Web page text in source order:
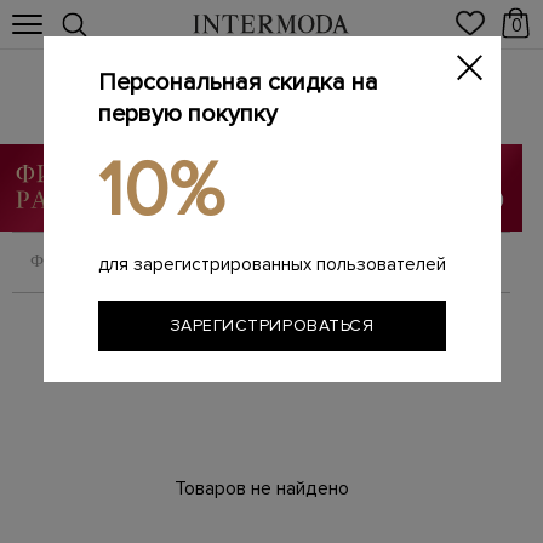
0
Аутлет
Главная / Мужчинам
ФИЛЬТРОВАТЬ СОРТИРОВАТЬ
Товаров не найдено
Персональная скидка на
первую покупку
10%
для зарегистрированных пользователей
ЗАРЕГИСТРИРОВАТЬСЯ